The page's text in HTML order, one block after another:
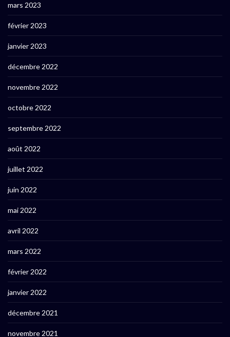
mars 2023
février 2023
janvier 2023
décembre 2022
novembre 2022
octobre 2022
septembre 2022
août 2022
juillet 2022
juin 2022
mai 2022
avril 2022
mars 2022
février 2022
janvier 2022
décembre 2021
novembre 2021